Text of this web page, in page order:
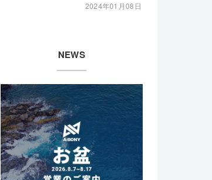
2024年01月08日
NEWS